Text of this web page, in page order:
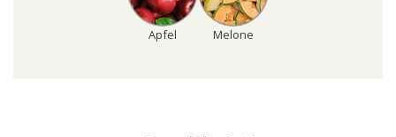
Apfel Melone